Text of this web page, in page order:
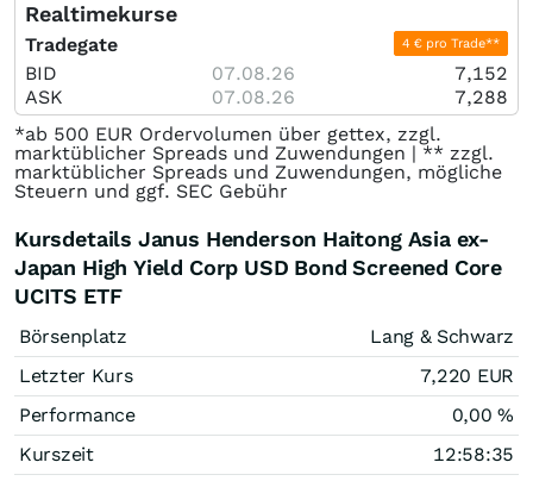
Realtimekurse
Tradegate 4 € pro Trade**
BID 07.08.26
7,152
ASK
07.08.26
7,288
*ab 500 EUR Ordervolumen über gettex, zzgl.
marktüblicher Spreads und Zuwendungen | ** zzgl.
marktüblicher Spreads und Zuwendungen, mögliche
Steuern und ggf. SEC Gebühr
Kursdetails Janus Henderson Haitong Asia ex-
Japan High Yield Corp USD Bond Screened Core
UCITS ETF
Börsenplatz
Lang & Schwarz
Letzter Kurs
7,220 EUR
Performance
0,00%
Kurszeit
12:58:35